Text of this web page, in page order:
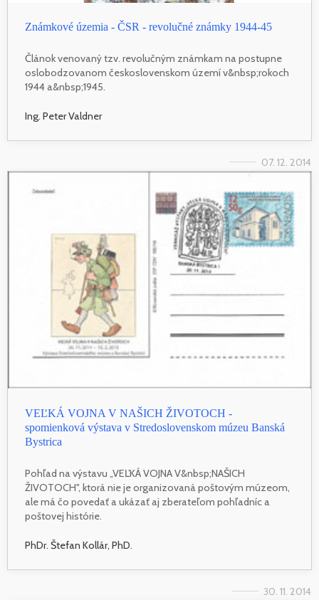
Známkové územia - ČSR - revolučné známky 1944-45
Článok venovaný tzv. revolučným známkam na postupne
oslobodzovanom československom území v&nbsp;rokoch
1944 a&nbsp;1945.
Ing. Peter Valdner
07. 12. 2014
VEĽKÁ VOJNA V NAŠICH ŽIVOTOCH -
spomienková výstava v Stredoslovenskom múzeu Banská
Bystrica
Pohľad na výstavu „VEĽKÁ VOJNA V&nbsp;NAŠICH
ŽIVOTOCH", ktorá nie je organizovaná poštovým múzeom,
ale má čo povedať a ukázať aj zberateľom pohľadníc a
poštovej histórie.
PhDr. Štefan Kollár, PhD.
30. 11. 2014